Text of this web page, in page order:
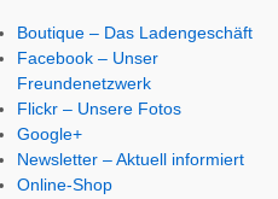
Boutique – Das Ladengeschäft
Facebook – Unser
Freundenetzwerk
Flickr – Unsere Fotos
Google+
Newsletter – Aktuell informiert
Online-Shop